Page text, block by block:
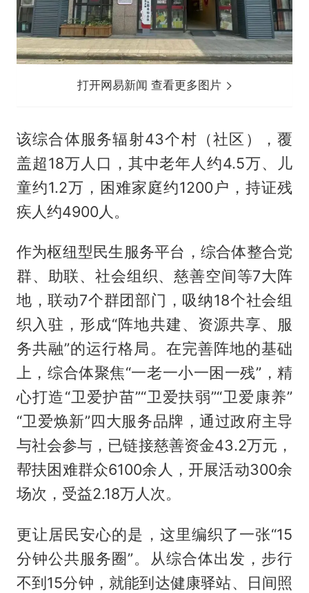
打开网易新闻 查看更多图片
该综合体服务辐射43个村（社区），覆
盖超18万人口，其中老年人约4.5万、儿
童约1.2万，困难家庭约1200户，持证残
疾人约4900人。
作为枢纽型民生服务平台，综合体整合党
群、助联、社会组织、慈善空间等7大阵
地，联动7个群团部门，吸纳18个社会组
织入驻，形成“阵地共建、资源共享、服
务共融”的运行格局。在完善阵地的基础
上，综合体聚焦“一老一小一困一残”，精
心打造“卫爱护苗”“卫爱扶弱”“卫爱康养”
“卫爱焕新”四大服务品牌，通过政府主导
与社会参与，已链接慈善资金43.2万元，
帮扶困难群众6100余人，开展活动300余
场次，受益2.18万人次。
更让居民安心的是，这里编织了一张“15
分钟公共服务圈”。从综合体出发，步行
不到15分钟，就能到达健康驿站、日间照